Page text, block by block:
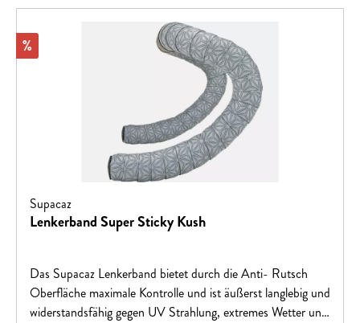
Rabatt
%
Supacaz
Lenkerband Super Sticky Kush
Das Supacaz Lenkerband bietet durch die Anti- Rutsch
Oberfläche maximale Kontrolle und ist äußerst langlebig und
widerstandsfähig gegen UV Strahlung, extremes Wetter und